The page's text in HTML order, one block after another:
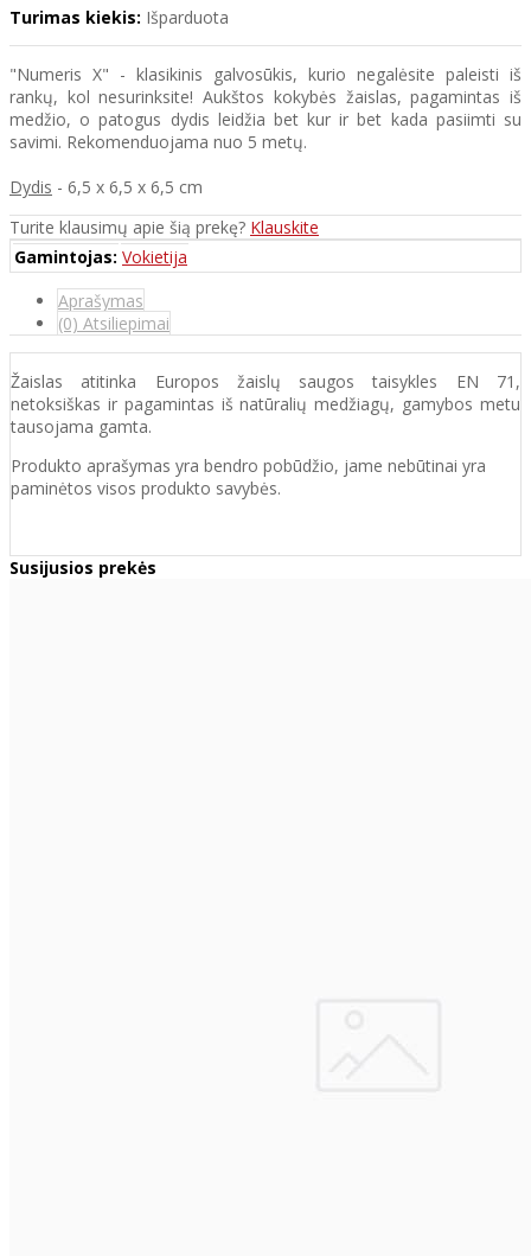
Turimas kiekis: Išparduota
"Numeris X" - klasikinis galvosūkis, kurio negalėsite paleisti iš
rankų, kol nesurinksite! Aukštos kokybės žaislas, pagamintas iš
medžio, o patogus dydis leidžia bet kur ir bet kada pasiimti su
savimi. Rekomenduojama nuo 5 metų.
Dydis - 6,5 x 6,5 x 6,5 cm
Turite klausimų apie šią prekę? Klauskite
Gamintojas: Vokietija
Aprašymas
(0) Atsiliepimai
Žaislas atitinka Europos žaislų saugos taisykles EN 71,
netoksiškas ir pagamintas iš natūralių medžiagų, gamybos metu
tausojama gamta.
Produkto aprašymas yra bendro pobūdžio, jame nebūtinai yra
paminėtos visos produkto savybės.
Susijusios prekės